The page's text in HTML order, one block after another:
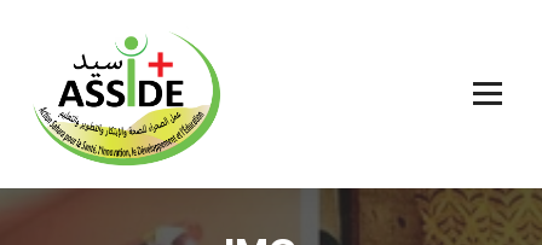
contenu